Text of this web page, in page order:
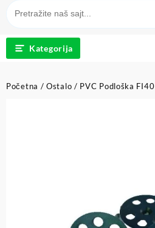
Kategorija
Početna /Ostalo / PVC Podloška FI40